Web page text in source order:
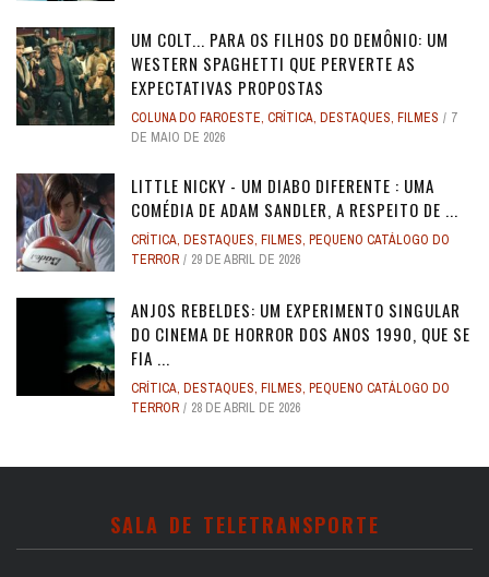
UM COLT... PARA OS FILHOS DO DEMÔNIO: UM
WESTERN SPAGHETTI QUE PERVERTE AS
EXPECTATIVAS PROPOSTAS
COLUNA DO FAROESTE, CRÍTICA, DESTAQUES, FILMES
7
DE MAIO DE 2026
LITTLE NICKY - UM DIABO DIFERENTE : UMA
COMÉDIA DE ADAM SANDLER, A RESPEITO DE ...
CRÍTICA, DESTAQUES, FILMES, PEQUENO CATÁLOGO DO
TERROR
29 DE ABRIL DE 2026
ANJOS REBELDES: UM EXPERIMENTO SINGULAR
DO CINEMA DE HORROR DOS ANOS 1990, QUE SE
FIA ...
CRÍTICA, DESTAQUES, FILMES, PEQUENO CATÁLOGO DO
TERROR
28 DE ABRIL DE 2026
SALA DE TELETRANSPORTE